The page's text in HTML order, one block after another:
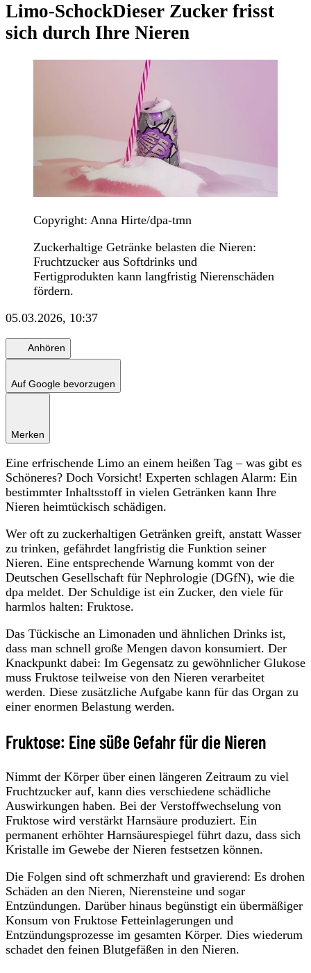
Limo-SchockDieser Zucker frisst
sich durch Ihre Nieren
Copyright: Anna Hirte/dpa-tmn
Zuckerhaltige Getränke belasten die Nieren:
Fruchtzucker aus Softdrinks und
Fertigprodukten kann langfristig Nierenschäden
fördern.
05.03.2026, 10:37
Anhören
Auf Google bevorzugen
Merken
Eine erfrischende Limo an einem heißen Tag – was gibt es
Schöneres? Doch Vorsicht! Experten schlagen Alarm: Ein
bestimmter Inhaltsstoff in vielen Getränken kann Ihre
Nieren heimtückisch schädigen.
Wer oft zu zuckerhaltigen Getränken greift, anstatt Wasser
zu trinken, gefährdet langfristig die Funktion seiner
Nieren. Eine entsprechende Warnung kommt von der
Deutschen Gesellschaft für Nephrologie (DGfN), wie die
dpa meldet. Der Schuldige ist ein Zucker, den viele für
harmlos halten: Fruktose.
Das Tückische an Limonaden und ähnlichen Drinks ist,
dass man schnell große Mengen davon konsumiert. Der
Knackpunkt dabei: Im Gegensatz zu gewöhnlicher Glukose
muss Fruktose teilweise von den Nieren verarbeitet
werden. Diese zusätzliche Aufgabe kann für das Organ zu
einer enormen Belastung werden.
Fruktose: Eine süße Gefahr für die Nieren
Nimmt der Körper über einen längeren Zeitraum zu viel
Fruchtzucker auf, kann dies verschiedene schädliche
Auswirkungen haben. Bei der Verstoffwechselung von
Fruktose wird verstärkt Harnsäure produziert. Ein
permanent erhöhter Harnsäurespiegel führt dazu, dass sich
Kristalle im Gewebe der Nieren festsetzen können.
Die Folgen sind oft schmerzhaft und gravierend: Es drohen
Schäden an den Nieren, Nierensteine und sogar
Entzündungen. Darüber hinaus begünstigt ein übermäßiger
Konsum von Fruktose Fetteinlagerungen und
Entzündungsprozesse im gesamten Körper. Dies wiederum
schadet den feinen Blutgefäßen in den Nieren.